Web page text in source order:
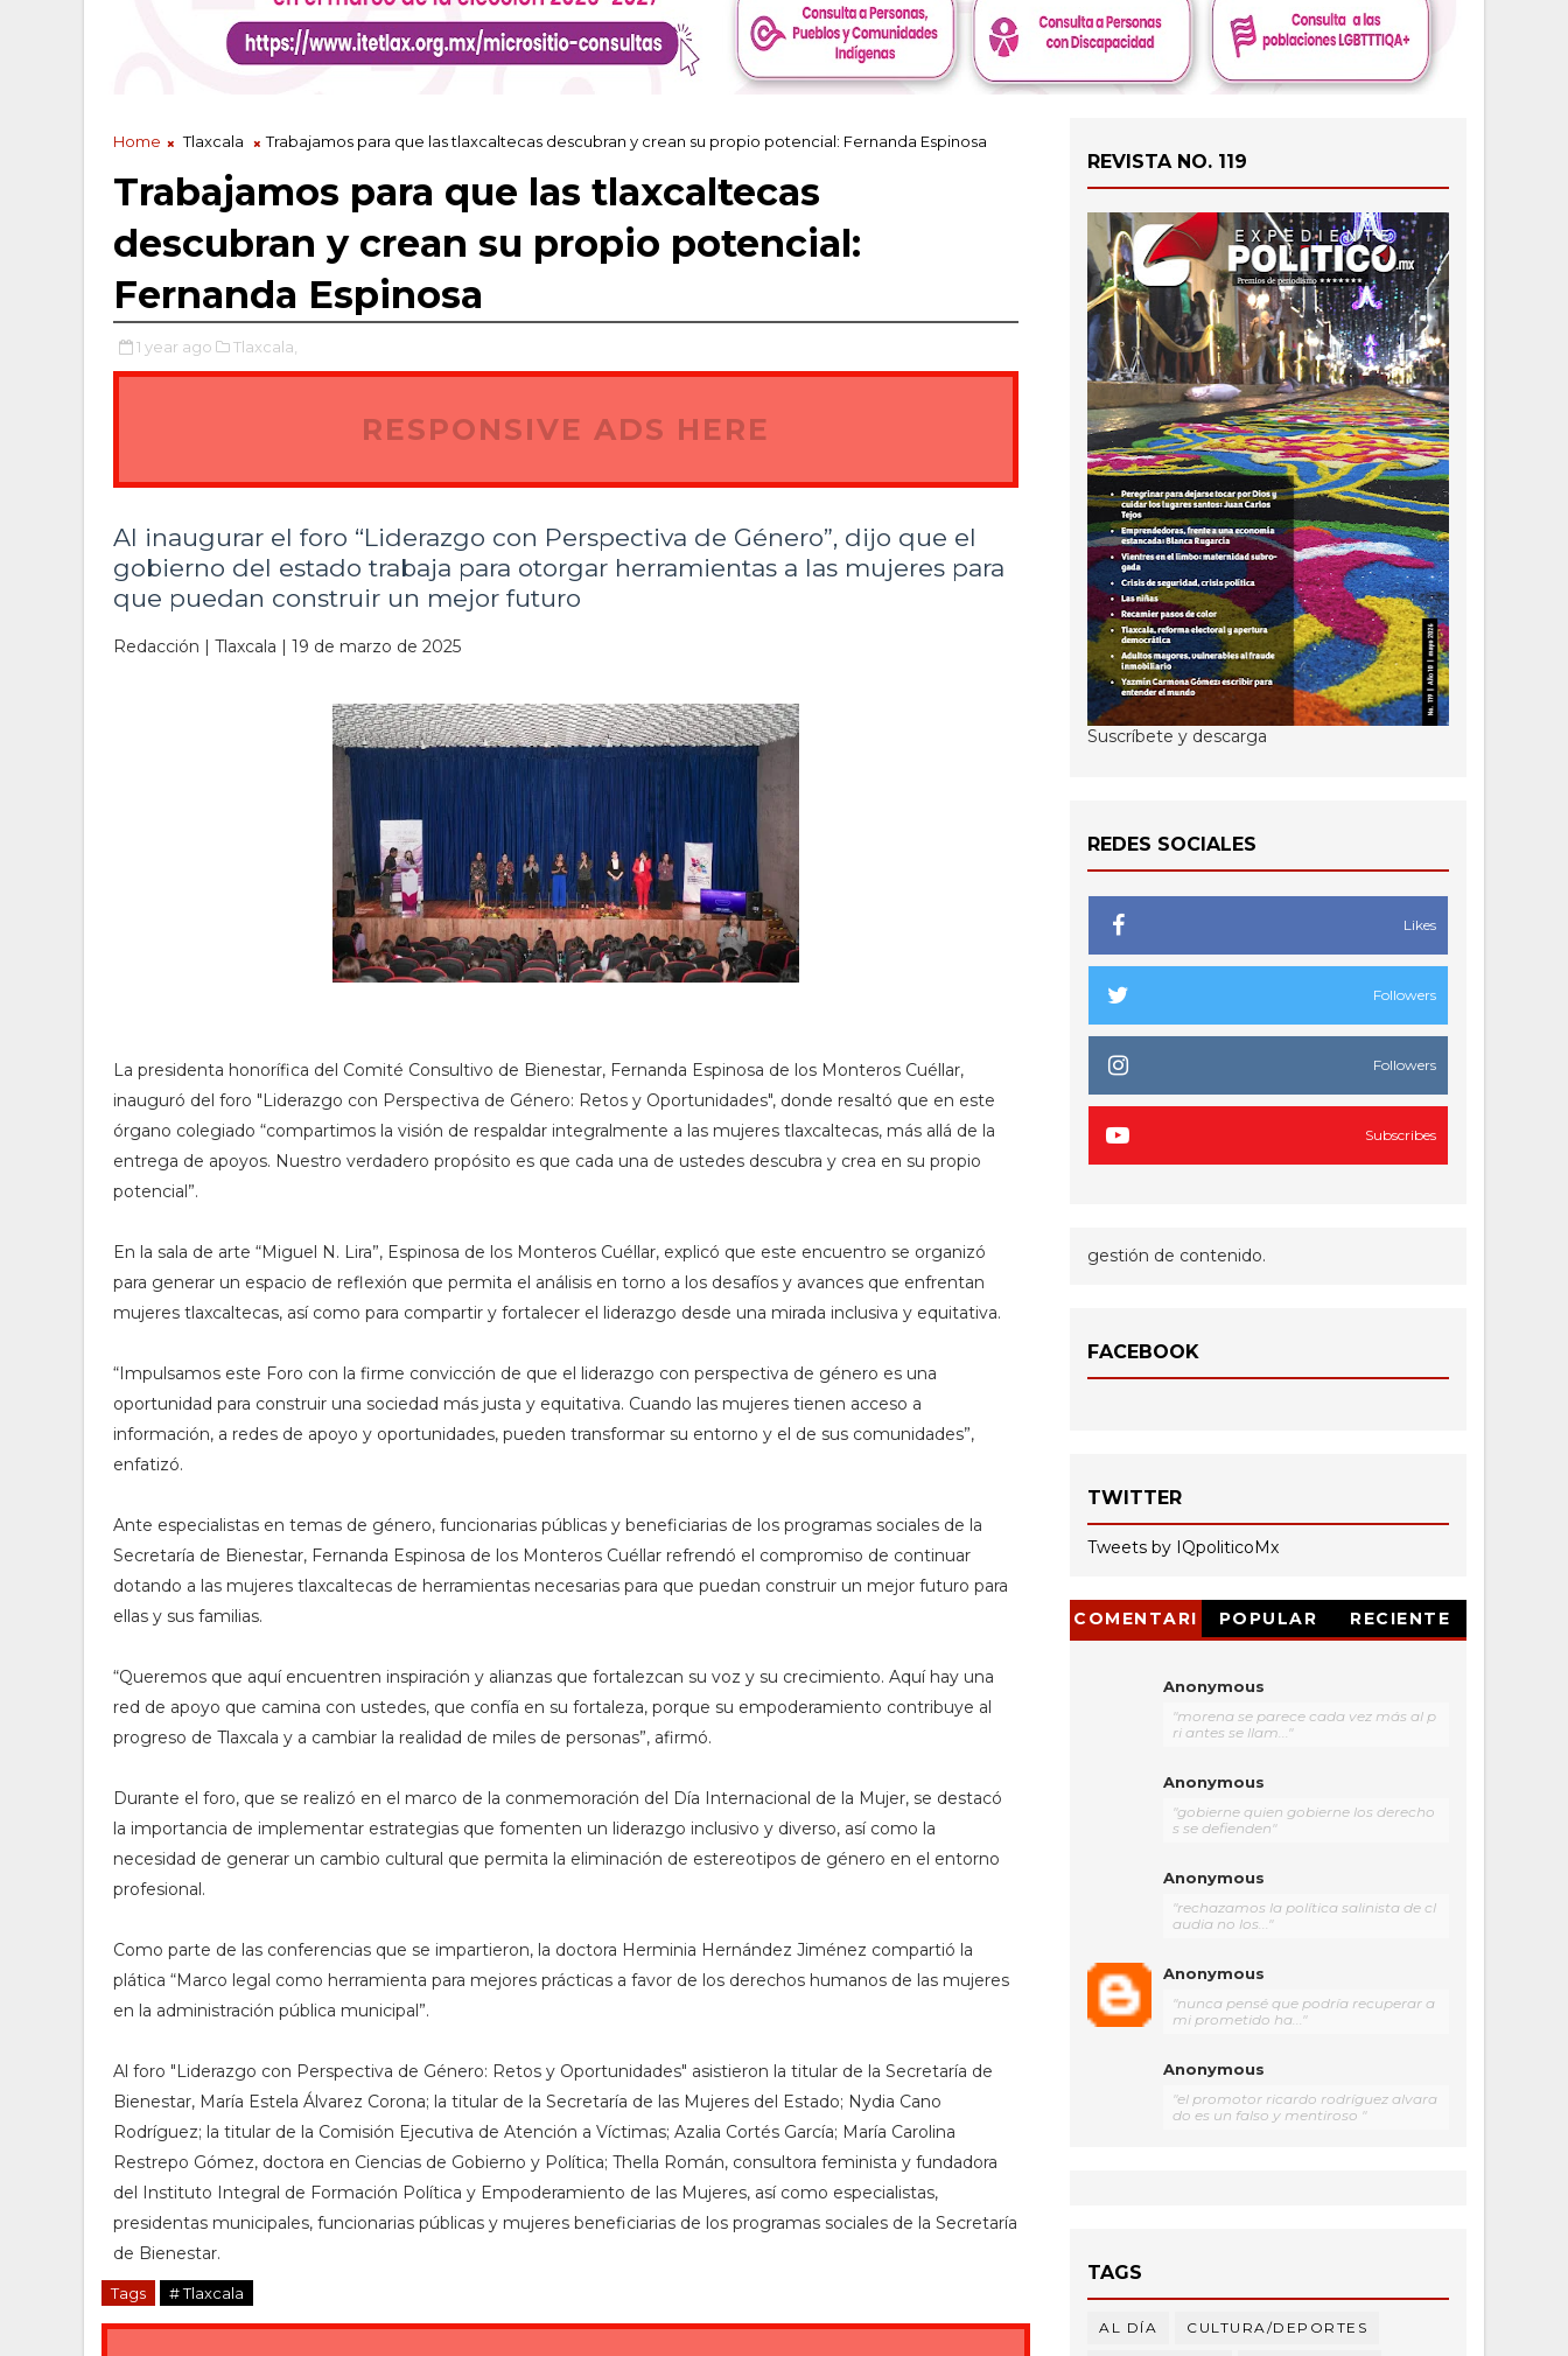
Home Tlaxcala Trabajamos para que las tlaxcaltecas descubran y crean su propio potencial: Fernanda Espinosa
Trabajamos para que las tlaxcaltecas
descubran y crean su propio potencial:
Fernanda Espinosa
1 year ago Tlaxcala,
RESPONSIVE ADS HERE
Al inaugurar el foro “Liderazgo con Perspectiva de Género”, dijo que el
gobierno del estado trabaja para otorgar herramientas a las mujeres para
que puedan construir un mejor futuro
Redacción | Tlaxcala | 19 de marzo de 2025
La presidenta honorífica del Comité Consultivo de Bienestar, Fernanda Espinosa de los Monteros Cuéllar,
inauguró del foro "Liderazgo con Perspectiva de Género: Retos y Oportunidades", donde resaltó que en este
órgano colegiado “compartimos la visión de respaldar integralmente a las mujeres tlaxcaltecas, más allá de la
entrega de apoyos. Nuestro verdadero propósito es que cada una de ustedes descubra y crea en su propio
potencial”.
En la sala de arte “Miguel N. Lira”, Espinosa de los Monteros Cuéllar, explicó que este encuentro se organizó
para generar un espacio de reflexión que permita el análisis en torno a los desafíos y avances que enfrentan
mujeres tlaxcaltecas, así como para compartir y fortalecer el liderazgo desde una mirada inclusiva y equitativa.
“Impulsamos este Foro con la firme convicción de que el liderazgo con perspectiva de género es una
oportunidad para construir una sociedad más justa y equitativa. Cuando las mujeres tienen acceso a
información, a redes de apoyo y oportunidades, pueden transformar su entorno y el de sus comunidades”,
enfatizó.
Ante especialistas en temas de género, funcionarias públicas y beneficiarias de los programas sociales de la
Secretaría de Bienestar, Fernanda Espinosa de los Monteros Cuéllar refrendó el compromiso de continuar
dotando a las mujeres tlaxcaltecas de herramientas necesarias para que puedan construir un mejor futuro para
ellas y sus familias.
“Queremos que aquí encuentren inspiración y alianzas que fortalezcan su voz y su crecimiento. Aquí hay una
red de apoyo que camina con ustedes, que confía en su fortaleza, porque su empoderamiento contribuye al
progreso de Tlaxcala y a cambiar la realidad de miles de personas”, afirmó.
Durante el foro, que se realizó en el marco de la conmemoración del Día Internacional de la Mujer, se destacó
la importancia de implementar estrategias que fomenten un liderazgo inclusivo y diverso, así como la
necesidad de generar un cambio cultural que permita la eliminación de estereotipos de género en el entorno
profesional.
Como parte de las conferencias que se impartieron, la doctora Herminia Hernández Jiménez compartió la
plática “Marco legal como herramienta para mejores prácticas a favor de los derechos humanos de las mujeres
en la administración pública municipal”.
Al foro "Liderazgo con Perspectiva de Género: Retos y Oportunidades" asistieron la titular de la Secretaría de
Bienestar, María Estela Álvarez Corona; la titular de la Secretaría de las Mujeres del Estado; Nydia Cano
Rodríguez; la titular de la Comisión Ejecutiva de Atención a Víctimas; Azalia Cortés García; María Carolina
Restrepo Gómez, doctora en Ciencias de Gobierno y Política; Thella Román, consultora feminista y fundadora
del Instituto Integral de Formación Política y Empoderamiento de las Mujeres, así como especialistas,
presidentas municipales, funcionarias públicas y mujeres beneficiarias de los programas sociales de la Secretaría
de Bienestar.
Tags # Tlaxcala
REVISTA NO. 119
Suscríbete y descarga
REDES SOCIALES
Likes
Followers
Followers
Subscribes
gestión de contenido.
FACEBOOK
TWITTER
Tweets by IQpoliticoMx
COMENTARI
POPULAR RECIENTE
Anonymous
"morena se parece cada vez más al p
ri antes se llam..."
Anonymous
"gobierne quien gobierne los derecho
s se defienden"
Anonymous
"rechazamos la política salinista de cl
audia no los..."
Anonymous
"nunca pensé que podría recuperar a
mi prometido ha..."
Anonymous
"el promotor ricardo rodríguez alvara
do es un falso y mentiroso "
TAGS
AL DÍA CULTURA/DEPORTES